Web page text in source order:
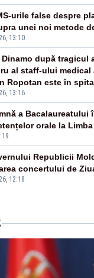
13:10
urile false despre
unei noi metode
13:16
după tragicul
al staff-ului medical
Ropotan este în
a Bacalaureatului
orale la
12:18
Republicii
concertului de